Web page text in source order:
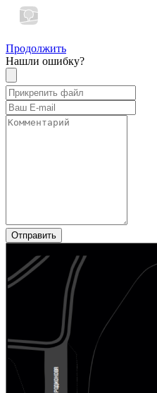
Продолжить
Нашли ошибку?